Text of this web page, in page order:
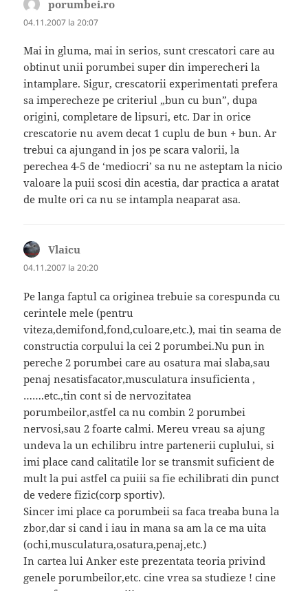
porumbei.ro
04.11.2007 la 20:07
Mai in gluma, mai in serios, sunt crescatori care au
obtinut unii porumbei super din imperecheri la
intamplare. Sigur, crescatorii experimentati prefera
sa imperecheze pe criteriul „bun cu bun”, dupa
origini, completare de lipsuri, etc. Dar in orice
crescatorie nu avem decat 1 cuplu de bun + bun. Ar
trebui ca ajungand in jos pe scara valorii, la
perechea 4-5 de ‘mediocri’ sa nu ne asteptam la nicio
valoare la puii scosi din acestia, dar practica a aratat
de multe ori ca nu se intampla neaparat asa.
Vlaicu
04.11.2007 la 20:20
Pe langa faptul ca originea trebuie sa corespunda cu
cerintele mele (pentru
viteza,demifond,fond,culoare,etc.), mai tin seama de
constructia corpului la cei 2 porumbei.Nu pun in
pereche 2 porumbei care au osatura mai slaba,sau
penaj nesatisfacator,musculatura insuficienta ,
…….etc.,tin cont si de nervozitatea
porumbeilor,astfel ca nu combin 2 porumbei
nervosi,sau 2 foarte calmi. Mereu vreau sa ajung
undeva la un echilibru intre partenerii cuplului, si
imi place cand calitatile lor se transmit suficient de
mult la pui astfel ca puiii sa fie echilibrati din punct
de vedere fizic(corp sportiv).
Sincer imi place ca porumbeii sa faca treaba buna la
zbor,dar si cand i iau in mana sa am la ce ma uita
(ochi,musculatura,osatura,penaj,etc.)
In cartea lui Anker este prezentata teoria privind
genele porumbeilor,etc. cine vrea sa studieze ! cine